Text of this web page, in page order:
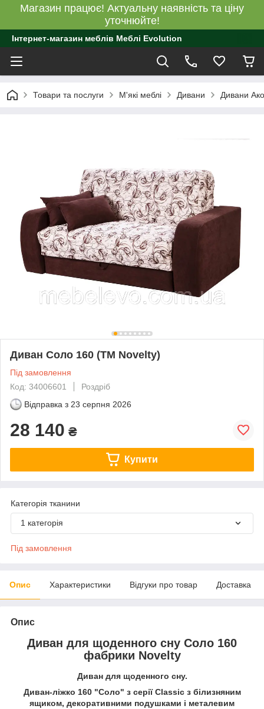
Магазин працює! Актуальну наявність та ціну
уточнюйте!
Інтернет-магазин меблів Меблі Evolution
Товари та послуги М'які меблі Дивани Дивани
Диван Соло 160 (ТМ Novelty)
Під замовлення
Код: 34006601
Роздріб
Відправка з 23 серпня 2026
28 140 ₴
Купити
Категорія тканини
1 категорія
Під замовлення
Опис Характеристики Відгуки про товар Доставка
Опис
Диван для щоденного сну Соло 160
фабрики Novelty
Диван для щоденного сну.
Диван-ліжко 160 "Соло" з серії Classic з білизняним
ящиком, декоративними подушками і металевим